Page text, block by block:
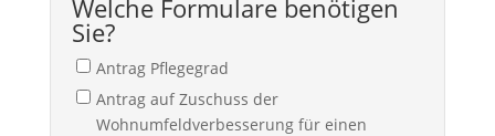
Welche Formulare benötigen
Sie?
Antrag Pflegegrad
Antrag auf Zuschuss der
Wohnumfeldverbesserung für einen